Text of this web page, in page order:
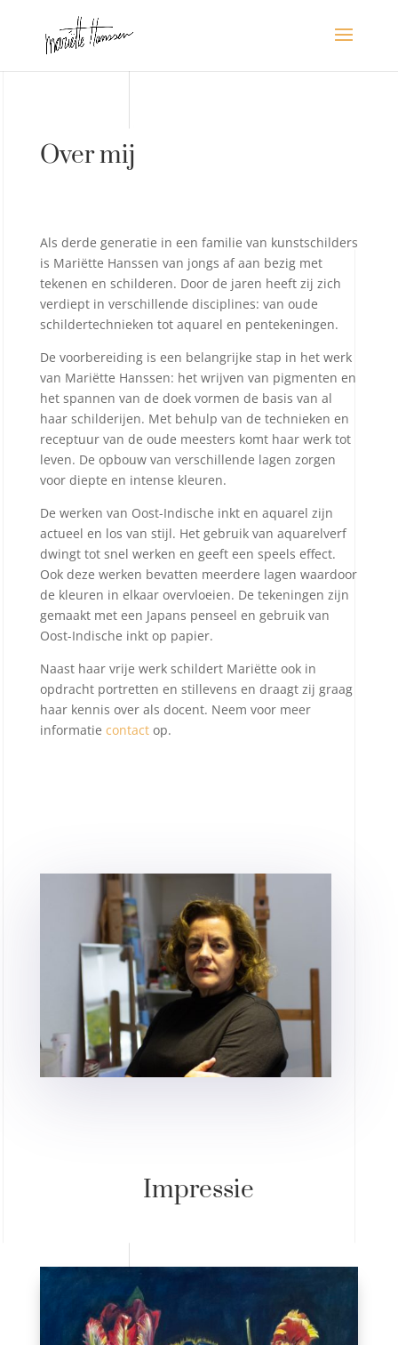
Over mij
Als derde generatie in een familie van kunstschilders
is Mariëtte Hanssen van jongs af aan bezig met
tekenen en schilderen. Door de jaren heeft zij zich
verdiept in verschillende disciplines: van oude
schildertechnieken tot aquarel en pentekeningen.
De voorbereiding is een belangrijke stap in het werk
van Mariëtte Hanssen: het wrijven van pigmenten en
het spannen van de doek vormen de basis van al
haar schilderijen. Met behulp van de technieken en
receptuur van de oude meesters komt haar werk tot
leven. De opbouw van verschillende lagen zorgen
voor diepte en intense kleuren.
De werken van Oost-Indische inkt en aquarel zijn
actueel en los van stijl. Het gebruik van aquarelverf
dwingt tot snel werken en geeft een speels effect.
Ook deze werken bevatten meerdere lagen waardoor
de kleuren in elkaar overvloeien. De tekeningen zijn
gemaakt met een Japans penseel en gebruik van
Oost-Indische inkt op papier.
Naast haar vrije werk schildert Mariëtte ook in
opdracht portretten en stillevens en draagt zij graag
haar kennis over als docent. Neem voor meer
informatie contactop.
Impressie